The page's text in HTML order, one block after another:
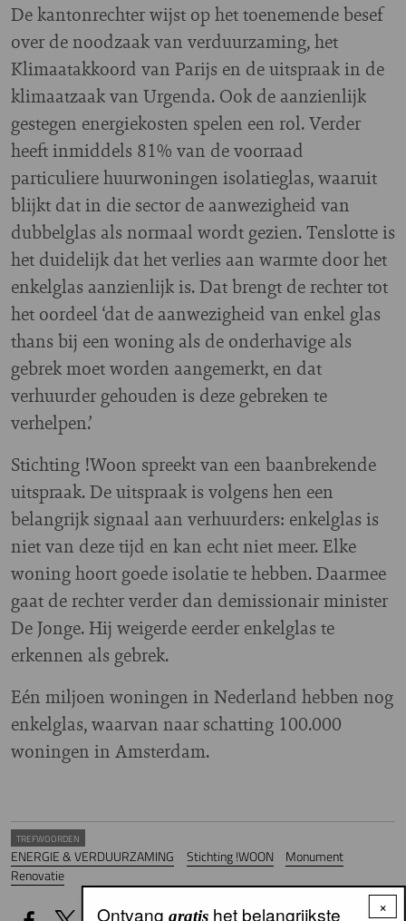
De kantonrechter wijst op het toenemende besef
over de noodzaak van verduurzaming, het
Klimaatakkoord van Parijs en de uitspraak in de
klimaatzaak van Urgenda. Ook de aanzienlijk
gestegen energiekosten spelen een rol. Verder
heeft inmiddels 81% van de voorraad
particuliere huurwoningen isolatieglas, waaruit
blijkt dat in die sector de aanwezigheid van
dubbelglas als normaal wordt gezien. Tenslotte is
het duidelijk dat het verlies aan warmte door het
enkelglas aanzienlijk is. Dat brengt de rechter tot
het oordeel ‘dat de aanwezigheid van enkel glas
thans bij een woning als de onderhavige als
gebrek moet worden aangemerkt, en dat
verhuurder gehouden is deze gebreken te
verhelpen.’
Stichting !Woon spreekt van een baanbrekende
uitspraak. De uitspraak is volgens hen een
belangrijk signaal aan verhuurders: enkelglas is
niet van deze tijd en kan echt niet meer. Elke
woning hoort goede isolatie te hebben. Daarmee
gaat de rechter verder dan demissionair minister
De Jonge. Hij weigerde eerder enkelglas te
erkennen als gebrek.
Eén miljoen woningen in Nederland hebben nog
enkelglas, waarvan naar schatting 100.000
woningen in Amsterdam.
TREFWOORDEN
ENERGIE & VERDUURZAMING Stichting !WOON
Monument
Renovatie
×
Ontvang gratishet belangrijkste